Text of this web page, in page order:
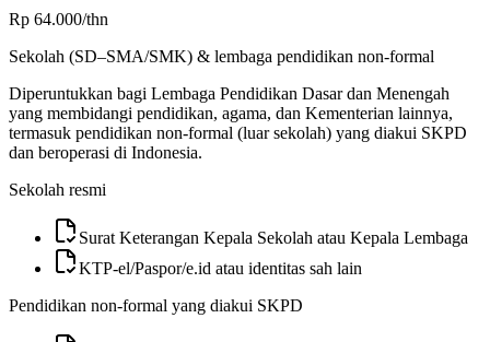
Rp 64.000/thn
Sekolah (SD–SMA/SMK) & lembaga pendidikan non-formal
Diperuntukkan bagi Lembaga Pendidikan Dasar dan Menengah
yang membidangi pendidikan, agama, dan Kementerian lainnya,
termasuk pendidikan non-formal (luar sekolah) yang diakui SKPD
dan beroperasi di Indonesia.
Sekolah resmi
Surat Keterangan Kepala Sekolah atau Kepala Lembaga
KTP-el/Paspor/e.id atau identitas sah lain
Pendidikan non-formal yang diakui SKPD